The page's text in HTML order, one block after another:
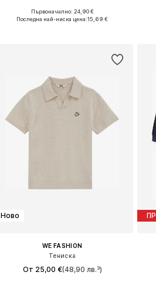
Предлага се в много размери
Първоначално: 24,90 €
Последна най-ниска цена:15,69 €
Ново
WE FASHION
Тениска
От 25,00 €(48,90 лв.³)